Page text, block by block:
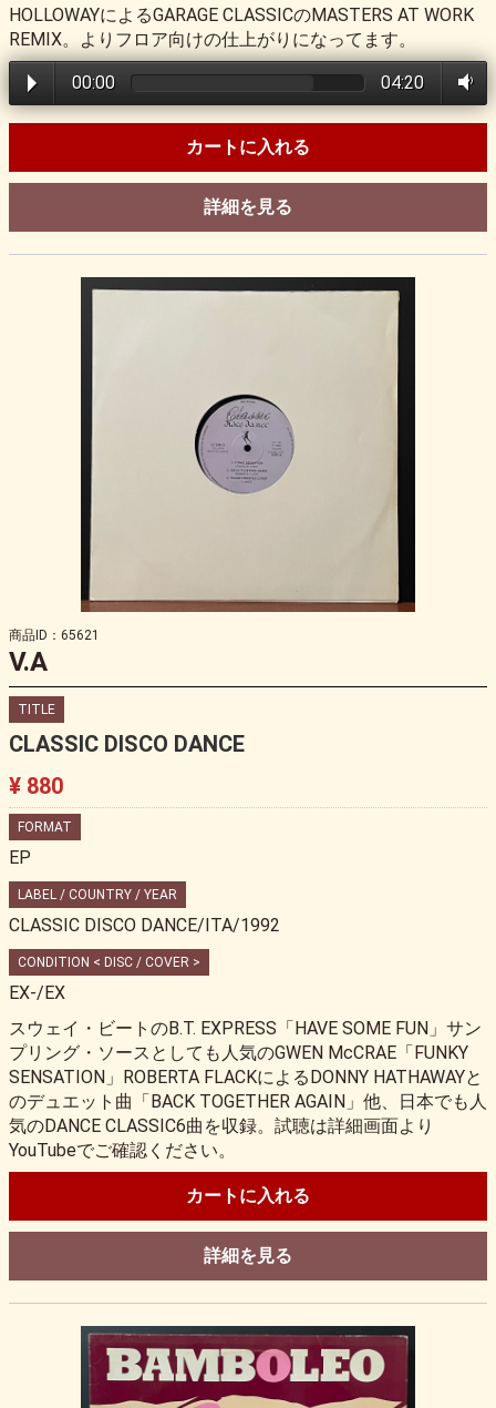
HOLLOWAYによるGARAGE CLASSICのMASTERS AT WORK
REMIX。よりフロア向けの仕上がりになってます。
00:00 04:20
カートに入れる
詳細を見る
商品ID：65621
V.A
TITLE
CLASSIC DISCO DANCE
¥ 880
FORMAT
EP
LABEL / COUNTRY / YEAR
CLASSIC DISCO DANCE/ITA/1992
CONDITION < DISC / COVER >
EX-/EX
スウェイ・ビートのB.T. EXPRESS「HAVE SOME FUN」サン
プリング・ソースとしても人気のGWEN McCRAE「FUNKY
SENSATION」ROBERTA FLACKによるDONNY HATHAWAYと
のデュエット曲「BACK TOGETHER AGAIN」他、日本でも人
気のDANCE CLASSIC6曲を収録。試聴は詳細画面より
YouTubeでご確認ください。
カートに入れる
詳細を見る